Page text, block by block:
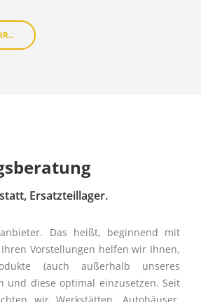
Ersatzteillager.
Das heißt, beginnend mit
Vorstellungen helfen wir Ihnen,
(auch außerhalb unseres
und diese optimal einzusetzen. Seit
wir Werkstätten, Autohäuser,